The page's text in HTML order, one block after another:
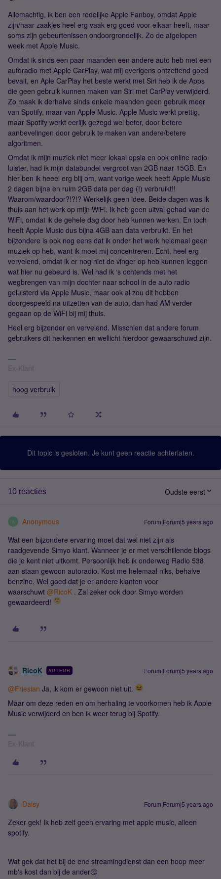
Allemachtig, ik ben een redelijke Apple Fanboy, omdat Apple
zijn/haar zaakjes heel erg vaak erg goed voor elkaar heeft, maar
soms zijn gebeurtenissen ondoorgrondelijk. Zo de afgelopen
week met Apple Music.
Omdat ik sinds een paar maanden een andere auto heb met een
autoradio met Apple CarPlay, wat mij overigens ontzettend goed
bevalt, en Aple CarPlay het beste werkt met Siri heb ik de Apps
die geen gebruik kunnen maken van Siri met CarPlay verwijderd.
Zo maak ik derhalve sinds enkele maanden geen gebruik meer
van Spotify, maar van Apple Music. Apple Music werkt prettig,
maar Spotify werkt eerlijk gezegd wel beter, door betere
aanbevelingen door gebruik te maken van andere/betere
algoritmen.
Omdat ik mijn muziek niet meer lokaal opsla en ook online radio
luister, had ik mijn databundel vergroot van 2GB naar 15GB. En
hier ben ik heeel erg blij om, want vorige week heeft Apple Music
2 dagen bijna en ruim 2GB data per dag (!) verbruikt!!
Waarom/waardoor?!?!? Werkelijk geen idee. Beide dagen was ik
thuis aan het werk op mijn WiFi. Ik heb geen uitval gehad van de
WiFi, omdat ik de gehele dag door heb kunnen werken. En toch
heeft Apple Music dus bijna 4GB aan data verbruikt. En het
bijzondere is ook nog eens dat ik onder het werk helemaal geen
muziek op heb, want ik moet mij concentreren. Echt, heel erg
vervelend, omdat ik er nog niet de vinger op heb kunnen leggen
wat hier nu gebeurd is. Wel had ik ‘s ochtends met het
wegbrengen van mijn dochter naar school in de auto radio
geluisterd via Apple Music, maar ook al zou dit hebben
doorgespeeld na uitzetten van de auto, dan had AM verder
gegaan op de WiFi bij mij thuis.
Heel erg bijzonder en vervelend. Misschien dat andere forum
gebruikers dit herkennen en wellicht hierdoor gewaarschuwd zijn.
Ex-Klant
hoog verbruik
Dit topic is gesloten. Je kunt geen reactie achterlaten.
10 reacties Oudste eerst
A Anonymous Forum|Forum|5 years ago
Wat een bijzondere ervaring moet dat wel niet zijn als
raadgevende Simyo klant. Wanneer je er met verschillende blogs
die je kent niet uitkomt. Persoonlijk heb ik onderweg Radio 538
aan staan gewoon autoradio. Kost me helemaal niks, behalve
benzine. Wel goed dat je er andere klanten voor
waarschuwt @RicoK . Zal zeker ook door Simyo worden
gewaardeerd!
RicoK AUTEUR Forum|Forum|5 years ago
@Friesian Ja, ik kom er gewoon niet uit.
Maar om deze reden en om herhaling te voorkomen heb ik Apple
Music verwijderd en ben ik weer terug bij Spotify.
Ex-Klant
Daisy Forum|Forum|5 years ago
Zeker gek! Ik heb zelf geen ervaring met apple music, alleen
spotify.
Wat gek dat het bij de ene streamingdienst dan een hoop meer
mb's kost dan bij de ander🤔